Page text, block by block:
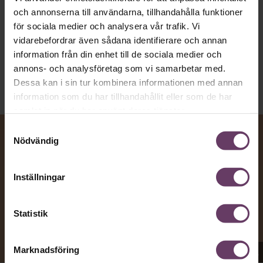
och annonserna till användarna, tillhandahålla funktioner
för sociala medier och analysera vår trafik. Vi
vidarebefordrar även sådana identifierare och annan
information från din enhet till de sociala medier och
annons- och analysföretag som vi samarbetar med.
Dessa kan i sin tur kombinera informationen med annan
information som du har tillhandahållit eller som de har
Nödvändig
Inställningar
Statistik
Marknadsföring
Kommunikation
Text:Fredrik Kullberg
Publicerad2026-08-07
Appen Sinceerly imiterar vd:ars kortfattade språk.